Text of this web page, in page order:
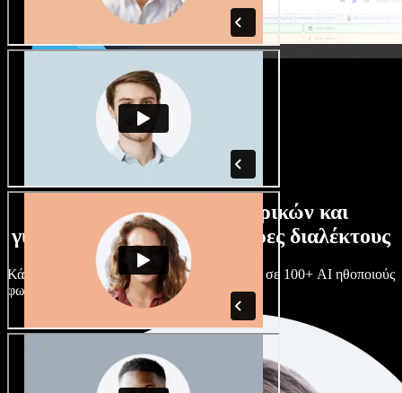
Τεράστια συλλογή ανδρικών και
γυναικείων φωνών με άπειρες διαλέκτους
Κάθε έργο είναι μοναδικό. Διάλεξε ανάμεσα σε 100+ AI ηθοποιούς
φωνής & διαλέκτους και κάν’ τους όπως θες.